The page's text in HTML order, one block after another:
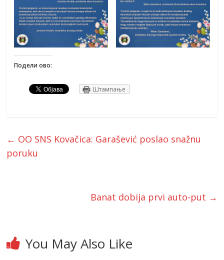
Подели ово:
Штампање
← OO SNS Kovačica: Garašević poslao snažnu
poruku
Banat dobija prvi auto-put →
You May Also Like